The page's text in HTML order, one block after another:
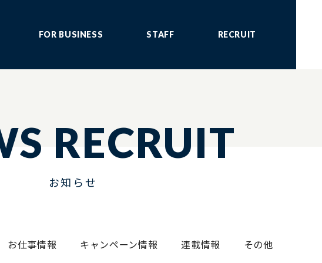
FOR BUSINESS STAFF RECRUIT
RECRUIT
お知らせ
お仕事情報 キャンペーン情報 連載情報 その他